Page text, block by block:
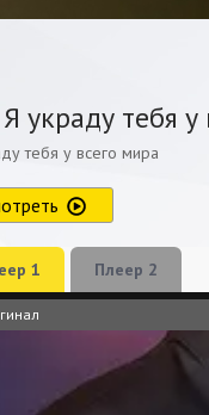
Я украду тебя у
тебя у всего мира
1 Плеер 2